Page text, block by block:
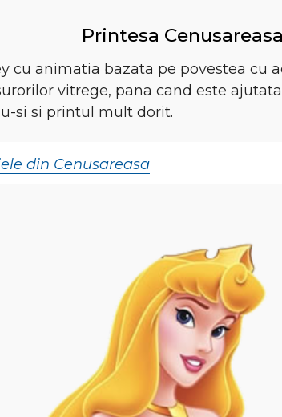
Printesa Cenusareasa
cu animatia bazata pe povestea cu
vitrege, pana cand este
si si printul mult dorit.
din Cenusareasa